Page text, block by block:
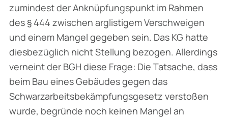
zumindest der Anknüpfungspunkt im Rahmen
des § 444 zwischen arglistigem Verschweigen
und einem Mangel gegeben sein. Das KG hatte
diesbezüglich nicht Stellung bezogen. Allerdings
verneint der BGH diese Frage: Die Tatsache, dass
beim Bau eines Gebäudes gegen das
Schwarzarbeitsbekämpfungsgesetz verstoßen
wurde, begründe noch keinen Mangel an